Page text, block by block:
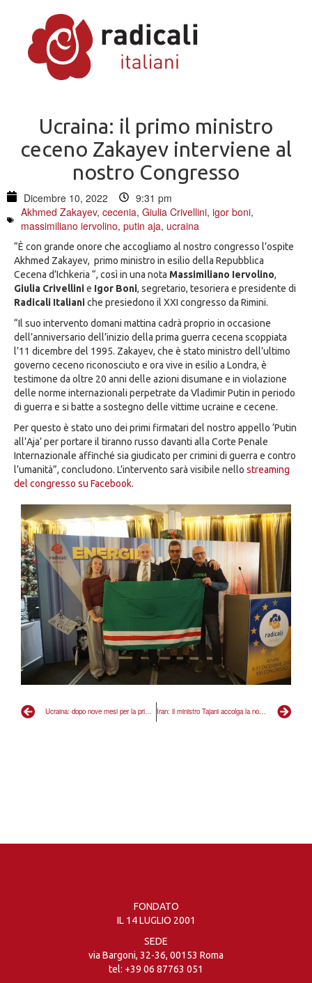
Ucraina: il primo ministro
ceceno Zakayev interviene al
nostro Congresso
Dicembre 10, 2022
9:31 pm
Akhmed Zakayev, cecenia, Giulia Crivellini, igor boni,
massimiliano iervolino, putin aja, ucraina
Ucraina: dopo nove mesi per la prima volta Papa Francesco parla di crimini internazionali. Benvenuto! Iran: il ministro Tajani accolga la nostra richiesta di convocare ambasciatore
“È con grande onore che accogliamo al nostro congresso l’ospite
Akhmed Zakayev, primo ministro in esilio della Repubblica
Cecena d’Ichkeria “, così in una nota Massimiliano Iervolino,
Giulia Crivellinie Igor Boni, segretario, tesoriera e presidente di
Radicali Italianiche presiedono il XXI congresso da Rimini.
“Il suo intervento domani mattina cadrà proprio in occasione
dell’anniversario dell’inizio della prima guerra cecena scoppiata
l’11 dicembre del 1995. Zakayev, che è stato ministro dell’ultimo
governo ceceno riconosciuto e ora vive in esilio a Londra, è
testimone da oltre 20 anni delle azioni disumane e in violazione
delle norme internazionali perpetrate da Vladimir Putin in periodo
di guerra e si batte a sostegno delle vittime ucraine e cecene.
Per questo è stato uno dei primi firmatari del nostro appello ‘Putin
all’Aja’ per portare il tiranno russo davanti alla Corte Penale
Internazionale affinché sia giudicato per crimini di guerra e contro
l’umanità”, concludono. L’intervento sarà visibile nello streaming
del congresso su Facebook.
FONDATO
IL 14 LUGLIO 2001
SEDE
via Bargoni, 32-36, 00153 Roma
tel: +39 06 87763 051